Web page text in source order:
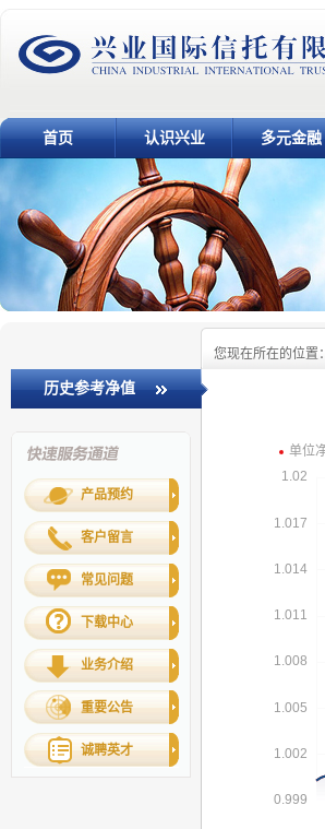
首页 认识兴业 多元金融
您现在所在的位置：
历史参考净值
产品预约
客户留言
常见问题
下载中心
业务介绍
重要公告
诚聘英才